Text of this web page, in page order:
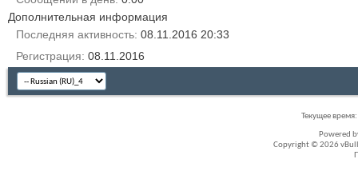
Дополнительная информация
Последняя активность 08.11.2016 20:33
Регистрация 08.11.2016
Текущее время:
Powered
Copyright © 2026